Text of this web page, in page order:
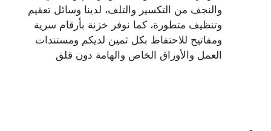
والنجف من التكسير والتلف، لدينا وسائل تعقيم
وتنظيف متطورة، كما نوفر خزنة بأرقام سرية
ومفاتيح للاحتفاظ بكل ثمين لديكم ومستندات
العمل والأوراق الخاص والهامة دون قلق